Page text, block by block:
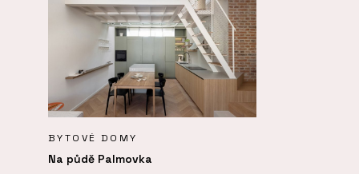
BYTOVÉ DOMY
Na půdě Palmovka